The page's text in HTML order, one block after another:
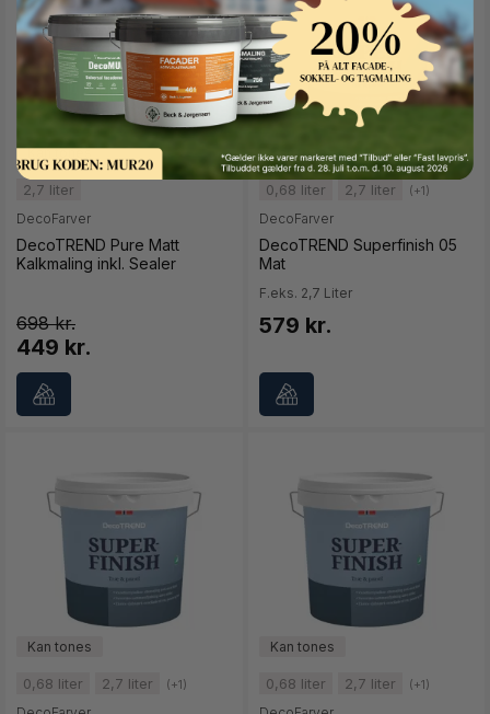
2,7 liter
DecoFarver
DecoTREND Pure Matt
Kalkmaling inkl. Sealer
698
449 kr.
0,68 liter 2,7 liter (+1)
DecoFarver
DecoTREND Superfinish 05
Mat
F.eks. 2,7 Liter
579 kr.
0,68 liter 2,7 liter (+1) 0,68 liter 2,7 liter (+1)
Button Text